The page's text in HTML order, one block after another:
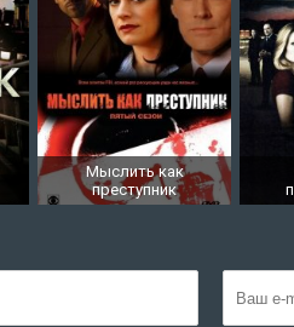
Мыслить как
преступник